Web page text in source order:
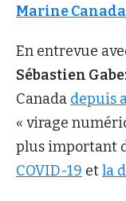
Marine Canada
En entrevue
Sébastien
Canada depuis
« virage
plus important
COVID-19 etla